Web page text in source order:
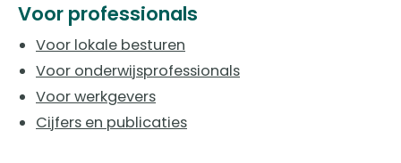
Voor professionals
Voor lokale besturen
Voor onderwijsprofessionals
Voor werkgevers
Cijfers en publicaties